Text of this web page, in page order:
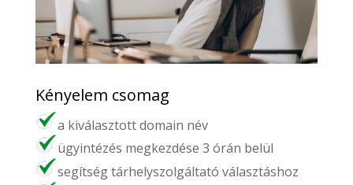
Kényelem csomag
a kiválasztott domain név
ügyintézés megkezdése 3 órán belül
segítség tárhelyszolgáltató választáshoz